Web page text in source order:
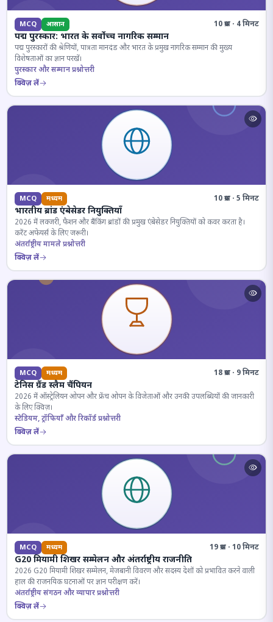
MCQ आसान 10 प्रश्न · 4 मिनट
पद्म पुरस्कार: भारत के सर्वोच्च नागरिक सम्मान
पद्म पुरस्कारों की श्रेणियों, पात्रता मानदंड और भारत के प्रमुख नागरिक सम्मान की मुख्य
विशेषताओं का ज्ञान परखें।
पुरस्कार और सम्मान प्रश्नोत्तरी
क्विज़ लें
MCQ मध्यम 10 प्रश्न · 5 मिनट
भारतीय ब्रांड एंबेसेडर नियुक्तियाँ
2026 में लक्जरी, फैशन और बैंकिंग ब्रांडों की प्रमुख एंबेसेडर नियुक्तियों को कवर करता है।
करेंट अफेयर्स के लिए जरूरी।
अंतर्राष्ट्रीय मामले प्रश्नोत्तरी
क्विज़ लें
MCQ मध्यम 18 प्रश्न · 9 मिनट
टेनिस ग्रैंड स्लैम चैंपियन
2026 में ऑस्ट्रेलियन ओपन और फ्रेंच ओपन के विजेताओं और उनकी उपलब्धियों की जानकारी
के लिए क्विज़।
स्टेडियम, ट्रॉफियाँ और रिकॉर्ड प्रश्नोत्तरी
क्विज़ लें
MCQ मध्यम 19 प्रश्न · 10 मिनट
G20 मियामी शिखर सम्मेलन और अंतर्राष्ट्रीय राजनीति
2026 G20 मियामी शिखर सम्मेलन, मेजबानी विवरण और सदस्य देशों को प्रभावित करने वाली
हाल की राजनयिक घटनाओं पर ज्ञान परीक्षण करें।
अंतर्राष्ट्रीय संगठन और व्यापार प्रश्नोत्तरी
क्विज़ लें